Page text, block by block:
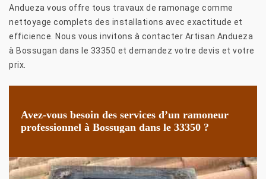
Andueza vous offre tous travaux de ramonage comme
nettoyage complets des installations avec exactitude et
efficience. Nous vous invitons à contacter Artisan Andueza
à Bossugan dans le 33350 et demandez votre devis et votre
prix.
Avez-vous besoin des services d’un ramoneur
professionnel à Bossugan dans le 33350 ?